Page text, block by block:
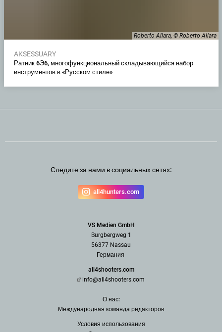
Roberto Allara, © Roberto Allara
AKSESSUARY
Ратник 6Э6, многофункциональный складывающийся набор
инструментов в «Русском стиле»
Следите за нами в социальных сетях:
all4hunters.com
VS Medien GmbH
Burgbergweg 1
56377 Nassau
Германия
all4shooters.com
info@all4shooters.com
О нас:
Международная команда редакторов
Условия использования